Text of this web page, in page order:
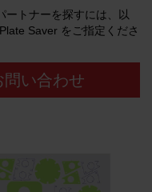
ートナーを探すには、以
Saver をご指定くださ
問い合わせ